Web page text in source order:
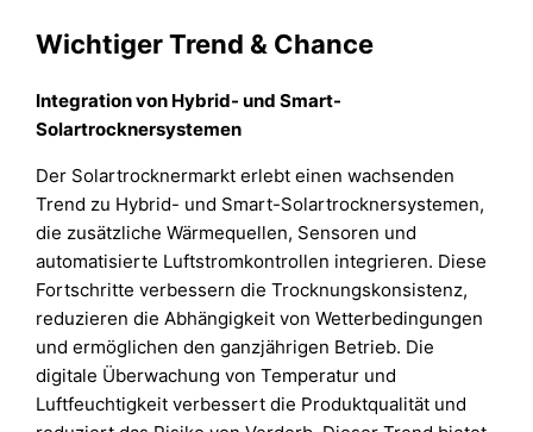
Wichtiger Trend & Chance
Integration von Hybrid- und Smart-
Solartrocknersystemen
Der Solartrocknermarkt erlebt einen wachsenden
Trend zu Hybrid- und Smart-Solartrocknersystemen,
die zusätzliche Wärmequellen, Sensoren und
automatisierte Luftstromkontrollen integrieren. Diese
Fortschritte verbessern die Trocknungskonsistenz,
reduzieren die Abhängigkeit von Wetterbedingungen
und ermöglichen den ganzjährigen Betrieb. Die
digitale Überwachung von Temperatur und
Luftfeuchtigkeit verbessert die Produktqualität und